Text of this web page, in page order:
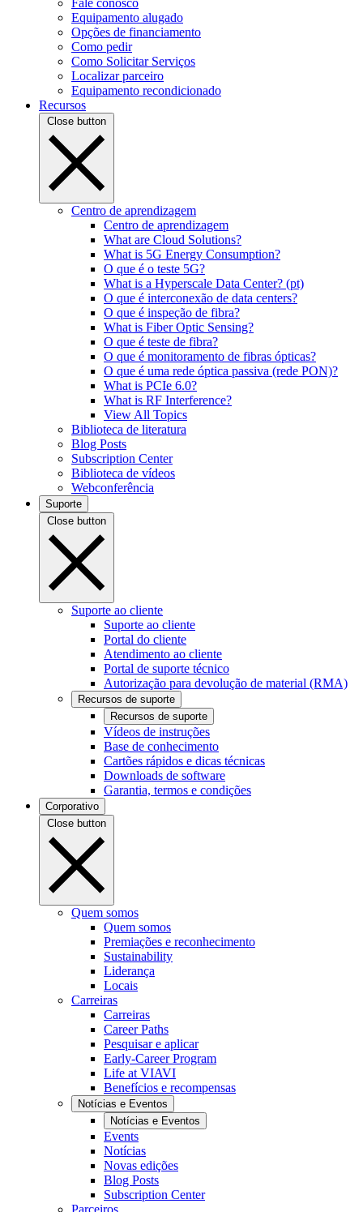
Fale conosco
Equipamento alugado
Opções de financiamento
Como pedir
Como Solicitar Serviços
Localizar parceiro
Equipamento recondicionado
Recursos
Close button
Centro de aprendizagem
Centro de aprendizagem
What are Cloud Solutions?
What is 5G Energy Consumption?
O que é o teste 5G?
What is a Hyperscale Data Center? (pt)
O que é interconexão de data centers?
O que é inspeção de fibra?
What is Fiber Optic Sensing?
O que é teste de fibra?
O que é monitoramento de fibras ópticas?
O que é uma rede óptica passiva (rede PON)?
What is PCIe 6.0?
What is RF Interference?
View All Topics
Biblioteca de literatura
Blog Posts
Subscription Center
Biblioteca de vídeos
Webconferência
Suporte
Close button
Suporte ao cliente
Suporte ao cliente
Portal do cliente
Atendimento ao cliente
Portal de suporte técnico
Autorização para devolução de material (RMA)
Recursos de suporte
Recursos de suporte
Vídeos de instruções
Base de conhecimento
Cartões rápidos e dicas técnicas
Downloads de software
Garantia, termos e condições
Corporativo
Close button
Quem somos
Quem somos
Premiações e reconhecimento
Sustainability
Liderança
Locais
Carreiras
Carreiras
Career Paths
Pesquisar e aplicar
Early-Career Program
Life at VIAVI
Benefícios e recompensas
Notícias e Eventos
Notícias e Eventos
Events
Notícias
Novas edições
Blog Posts
Subscription Center